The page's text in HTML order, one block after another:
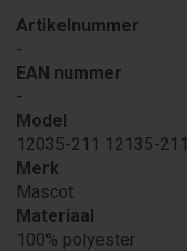
Artikelnummer
-
EAN nummer
-
Model
12035-211 12135-211
Merk
Mascot
Materiaal
100% polyester